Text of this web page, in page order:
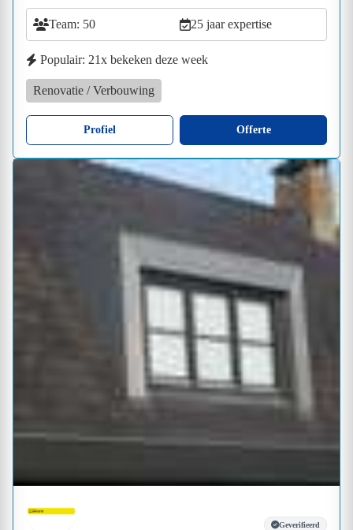
Team: 50 25 jaar expertise
Populair: 21x bekeken deze week
Renovatie / Verbouwing
Profiel Offerte
Geverifieerd